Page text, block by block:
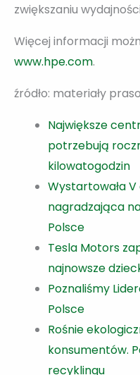
zwiększaniu
Więcej informacji
www.hpe.com.
źródło: materiały
Największe
potrzebują
kilowatogodzin
Wystartowała
nagradzająca
Polsce
Tesla Motors
najnowsze
Poznaliśmy
Polsce
Rośnie
konsumentów.
recyklingu